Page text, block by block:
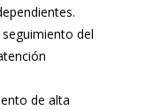
del
de alta